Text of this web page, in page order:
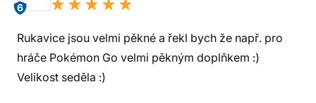
6
Rukavice jsou velmi pěkné a řekl bych že např. pro
hráče Pokémon Go velmi pěkným doplňkem :)
Velikost seděla :)